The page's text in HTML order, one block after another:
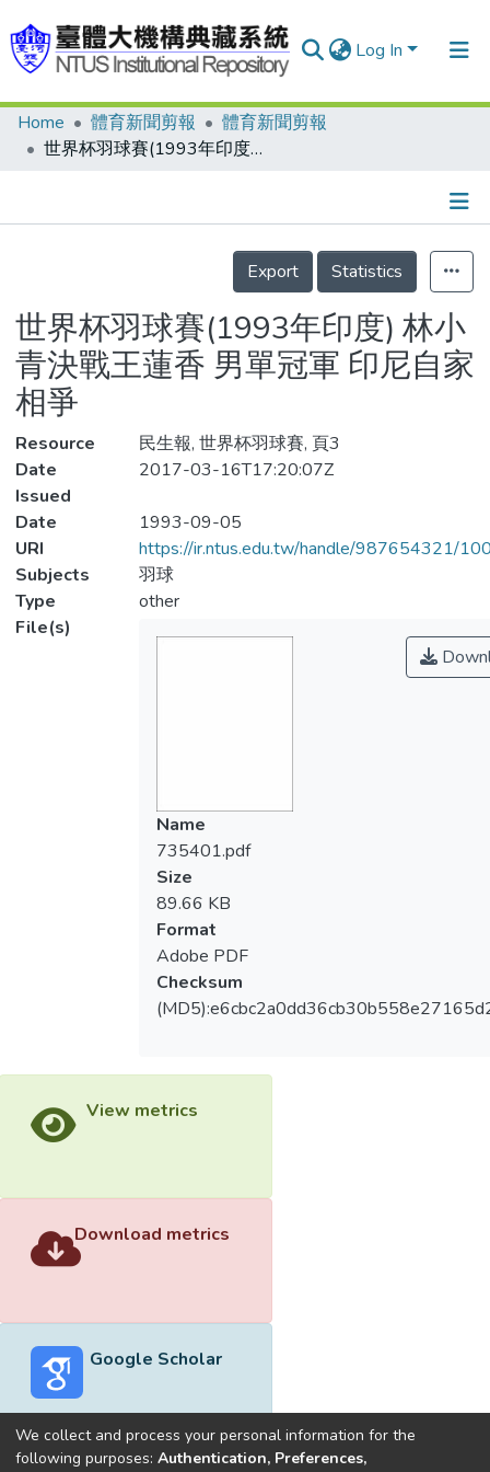
Log In
Communities & Collections
Statistics
Home 體育新聞剪報
體育新聞剪報
世界杯羽球賽(1993年印度) 林小青決戰王蓮香 男單冠軍 印尼自家相爭
Details
Export
Statistics
世界杯羽球賽(1993年印度) 林小
青決戰王蓮香 男單冠軍 印尼自家
相爭
Resource
民生報, 世界杯羽球賽, 頁3
Date
Issued
2017-03-16T17:20:07Z
Date
1993-09-05
URI
https://ir.ntus.edu.tw/handle/987654321/
Subjects
羽球
Type
other
File(s)
Name
735401.pdf
Size
89.66 KB
Format
Adobe PDF
Checksum
View metrics
Download metrics
Google Scholar
We collect and process your personal information for the
following purposes: Authentication, Preferences,